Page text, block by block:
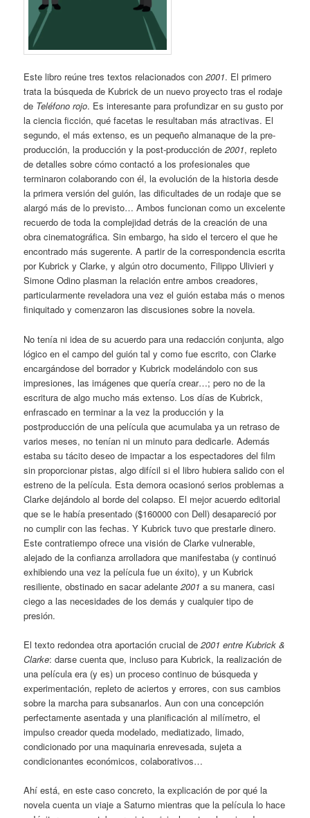
Este libro reúne tres textos relacionados con2001. El primero
trata la búsqueda de Kubrick de un nuevo proyecto tras el rodaje
de Teléfono rojo. Es interesante para profundizar en su gusto por
la ciencia ficción, qué facetas le resultaban más atractivas. El
segundo, el más extenso, es un pequeño almanaque de la pre-
producción, la producción y la post-producción de2001, repleto
de detalles sobre cómo contactó a los profesionales que
terminaron colaborando con él, la evolución de la historia desde
la primera versión del guión, las dificultades de un rodaje que se
alargó más de lo previsto… Ambos funcionan como un excelente
recuerdo de toda la complejidad detrás de la creación de una
obra cinematográfica. Sin embargo, ha sido el tercero el que he
encontrado más sugerente. A partir de la correspondencia escrita
por Kubrick y Clarke, y algún otro documento, Filippo Ulivieri y
Simone Odino plasman la relación entre ambos creadores,
particularmente reveladora una vez el guión estaba más o menos
finiquitado y comenzaron las discusiones sobre la novela.
No tenía ni idea de su acuerdo para una redacción conjunta, algo
lógico en el campo del guión tal y como fue escrito, con Clarke
encargándose del borrador y Kubrick modelándolo con sus
impresiones, las imágenes que quería crear…; pero no de la
escritura de algo mucho más extenso. Los días de Kubrick,
enfrascado en terminar a la vez la producción y la
postproducción de una película que acumulaba ya un retraso de
varios meses, no tenían ni un minuto para dedicarle. Además
estaba su tácito deseo de impactar a los espectadores del film
sin proporcionar pistas, algo difícil si el libro hubiera salido con el
estreno de la película. Esta demora ocasionó serios problemas a
Clarke dejándolo al borde del colapso. El mejor acuerdo editorial
que se le había presentado ($160000 con Dell) desapareció por
no cumplir con las fechas. Y Kubrick tuvo que prestarle dinero.
Este contratiempo ofrece una visión de Clarke vulnerable,
alejado de la confianza arrolladora que manifestaba (y continuó
exhibiendo una vez la película fue un éxito), y un Kubrick
resiliente, obstinado en sacar adelante2001 a su manera, casi
ciego a las necesidades de los demás y cualquier tipo de
presión.
El texto redondea otra aportación crucial de2001 entre Kubrick &
Clarke: darse cuenta que, incluso para Kubrick, la realización de
una película era (y es) un proceso continuo de búsqueda y
experimentación, repleto de aciertos y errores, con sus cambios
sobre la marcha para subsanarlos. Aun con una concepción
perfectamente asentada y una planificación al milímetro, el
impulso creador queda modelado, mediatizado, limado,
condicionado por una maquinaria enrevesada, sujeta a
condicionantes económicos, colaborativos…
Ahí está, en este caso concreto, la explicación de por qué la
novela cuenta un viaje a Saturno mientras que la película lo hace